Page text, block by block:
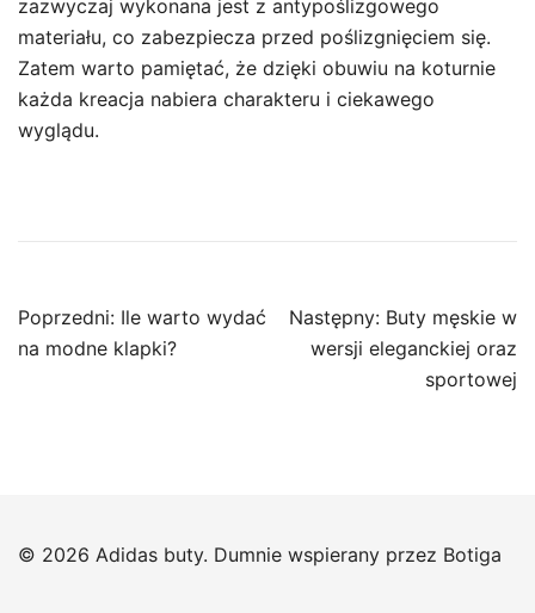
zazwyczaj wykonana jest z antypoślizgowego
materiału, co zabezpiecza przed poślizgnięciem się.
Zatem warto pamiętać, że dzięki obuwiu na koturnie
każda kreacja nabiera charakteru i ciekawego
wyglądu.
Nawigacja
wpisu
Poprzedni: Ile warto wydać
na modne klapki?
Następny: Buty męskie w
wersji eleganckiej oraz
sportowej
© 2026 Adidas buty. Dumnie wspierany przez Botiga